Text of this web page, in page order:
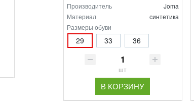
Производитель
Joma
Материал
синтетика
Размеры обуви
29 33 36
шт
В КОРЗИНУ